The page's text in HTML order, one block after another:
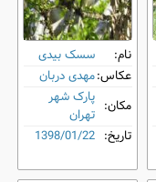
نام:
سسک بیدی
عکاس:مهدی دربان
مکان: پارک شهر
تهران
تاریخ: 1398/01/22